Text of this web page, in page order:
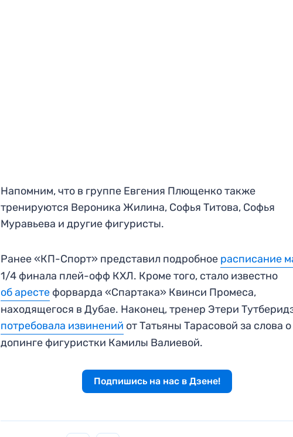
Напомним, что в группе Евгения Плющенко также
тренируются Вероника Жилина, Софья Титова, Софья
Муравьева и другие фигуристы.
Ранее «КП-Спорт» представил подробное расписание
1/4 финала плей-офф КХЛ. Кроме того, стало известно
об аресте форварда «Спартака» Квинси Промеса,
находящегося в Дубае. Наконец, тренер Этери
потребовала извинений от Татьяны Тарасовой за слова о
допинге фигуристки Камилы Валиевой.
Подпишись на нас в Дзене!